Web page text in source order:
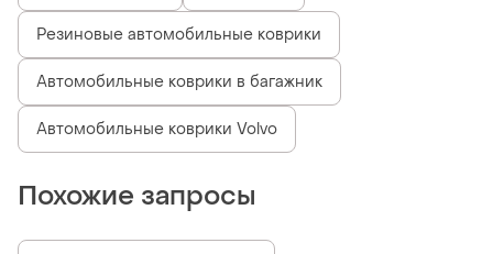
Резиновые автомобильные коврики
Автомобильные коврики в багажник
Автомобильные коврики Volvo
Похожие запросы